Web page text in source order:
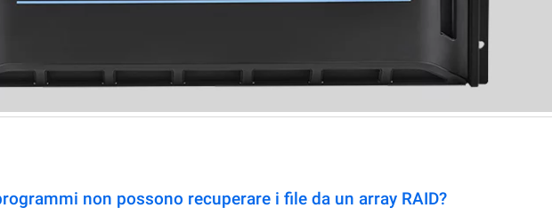
non possono recuperare i file da un array RAID?